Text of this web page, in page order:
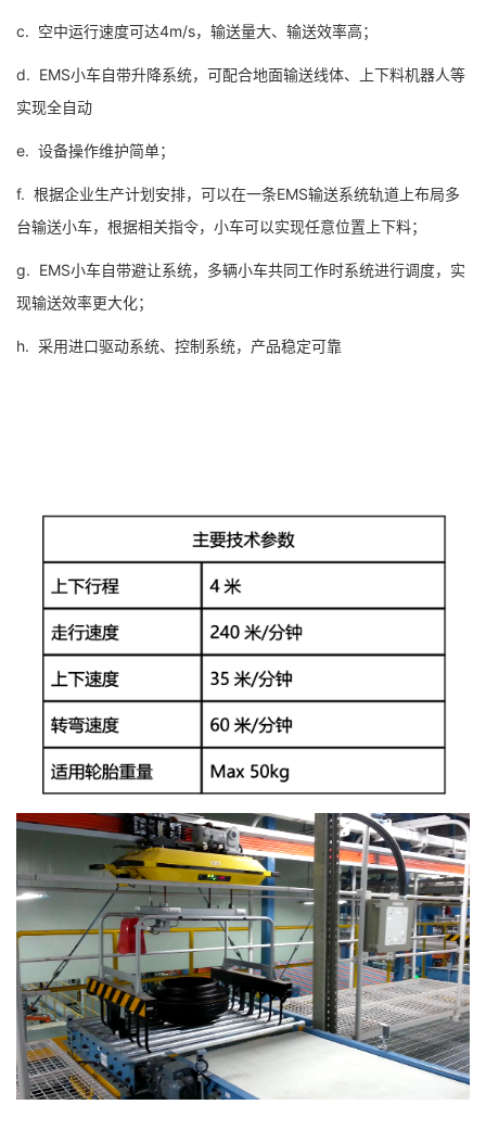
c. 空中运行速度可达4m/s，输送量大、输送效率高；
d. EMS小车自带升降系统，可配合地面输送线体、上下料机器人等
实现全自动
e. 设备操作维护简单；
f. 根据企业生产计划安排，可以在一条EMS输送系统轨道上布局多
台输送小车，根据相关指令，小车可以实现任意位置上下料；
g. EMS小车自带避让系统，多辆小车共同工作时系统进行调度，实
现输送效率更大化；
h. 采用进口驱动系统、控制系统，产品稳定可靠